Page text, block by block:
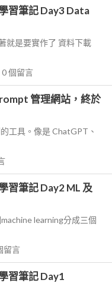
習筆記 Day3 Data
就是要實作了 資料下載
0個留言
管理網站，終於
工具。像是 ChatGPT、
習筆記 Day2 ML 及
learning分成三個
留言
習筆記 Day1